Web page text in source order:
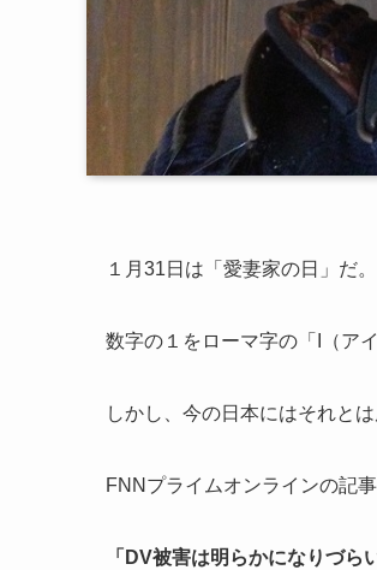
１月31日は「愛妻家の日」だ。
数字の１をローマ字の「I（ア
しかし、今の日本にはそれとは
FNNプライムオンラインの記事
「DV被害は明らかになりづ